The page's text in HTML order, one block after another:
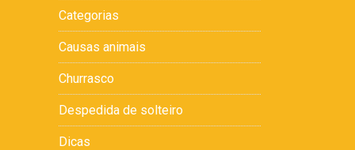
Categorias
Causas animais
Churrasco
Despedida de solteiro
Dicas